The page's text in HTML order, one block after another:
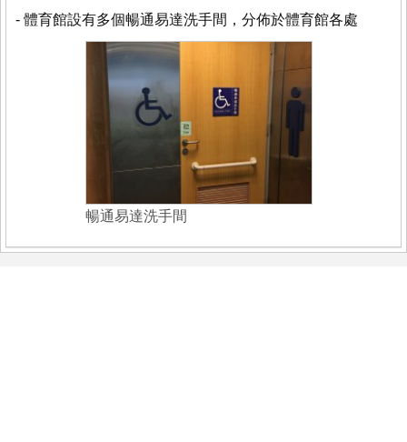
- 體育館設有多個暢通易達洗手間，分佈於體育館各處
暢通易達洗手間